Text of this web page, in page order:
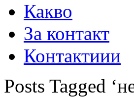
Какво
За контакт
Контактиии
Posts Tagged